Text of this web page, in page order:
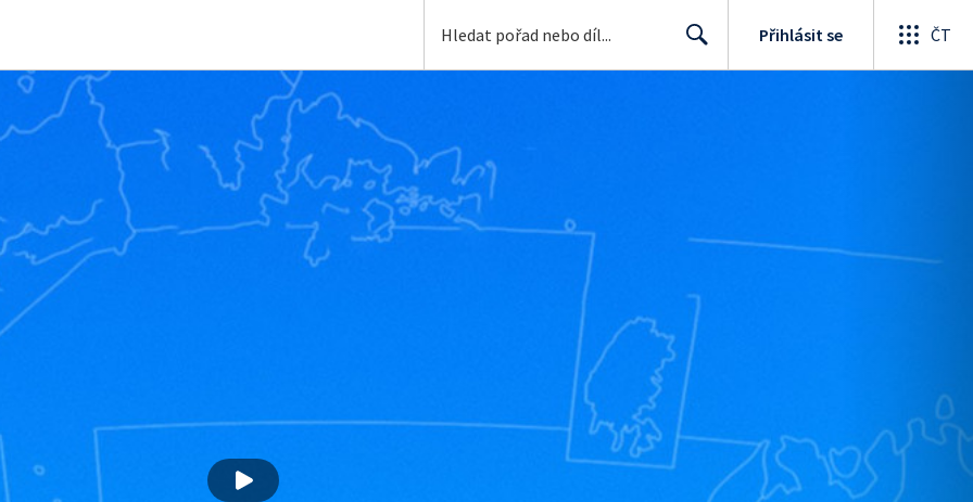
Přihlásit se ČT